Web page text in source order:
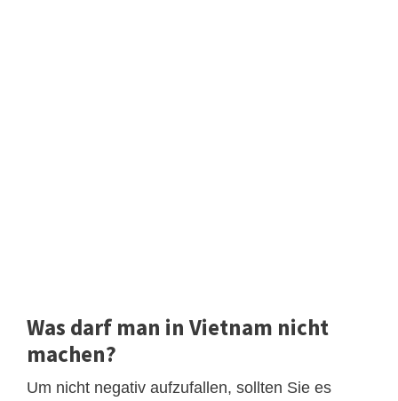
Was darf man in Vietnam nicht
machen?
Um nicht negativ aufzufallen, sollten Sie es